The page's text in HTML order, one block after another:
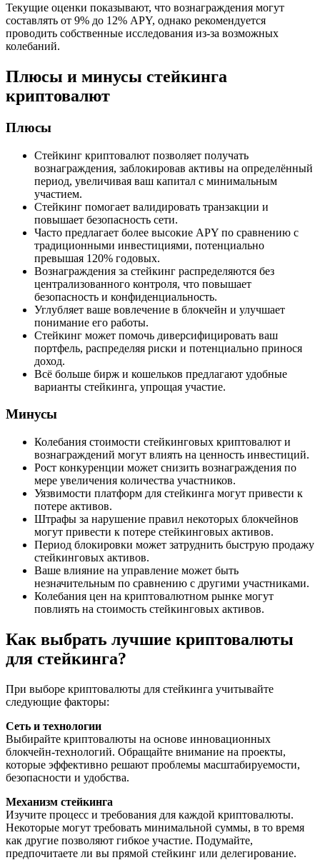
Текущие оценки показывают, что вознаграждения могут
составлять от 9% до 12% APY, однако рекомендуется
проводить собственные исследования из-за возможных
колебаний.
Плюсы и минусы стейкинга
криптовалют
Плюсы
Стейкинг криптовалют позволяет получать
вознаграждения, заблокировав активы на определённый
период, увеличивая ваш капитал с минимальным
участием.
Стейкинг помогает валидировать транзакции и
повышает безопасность сети.
Часто предлагает более высокие APY по сравнению с
традиционными инвестициями, потенциально
превышая 120% годовых.
Вознаграждения за стейкинг распределяются без
централизованного контроля, что повышает
безопасность и конфиденциальность.
Углубляет ваше вовлечение в блокчейн и улучшает
понимание его работы.
Стейкинг может помочь диверсифицировать ваш
портфель, распределяя риски и потенциально принося
доход.
Всё больше бирж и кошельков предлагают удобные
варианты стейкинга, упрощая участие.
Минусы
Колебания стоимости стейкинговых криптовалют и
вознаграждений могут влиять на ценность инвестиций.
Рост конкуренции может снизить вознаграждения по
мере увеличения количества участников.
Уязвимости платформ для стейкинга могут привести к
потере активов.
Штрафы за нарушение правил некоторых блокчейнов
могут привести к потере стейкинговых активов.
Период блокировки может затруднить быструю продажу
стейкинговых активов.
Ваше влияние на управление может быть
незначительным по сравнению с другими участниками.
Колебания цен на криптовалютном рынке могут
повлиять на стоимость стейкинговых активов.
Как выбрать лучшие криптовалюты
для стейкинга?
При выборе криптовалюты для стейкинга учитывайте
следующие факторы:
Сеть и технологии
Выбирайте криптовалюты на основе инновационных
блокчейн-технологий. Обращайте внимание на проекты,
которые эффективно решают проблемы масштабируемости,
безопасности и удобства.
Механизм стейкинга
Изучите процесс и требования для каждой криптовалюты.
Некоторые могут требовать минимальной суммы, в то время
как другие позволяют гибкое участие. Подумайте,
предпочитаете ли вы прямой стейкинг или делегирование.